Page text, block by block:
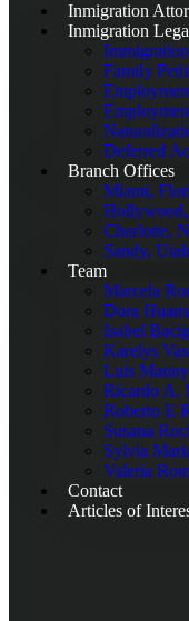
Inmigration
Inmigration
Family
Deferred
Branch Offices
Miami,
Charlotte,
Sandy,
Team
Marcela
Dora
Isabel
Karelys
Luis Mauny
Ricardo A.
Roberto E
Susana
Sylvia
Valeria
Contact
Articles of